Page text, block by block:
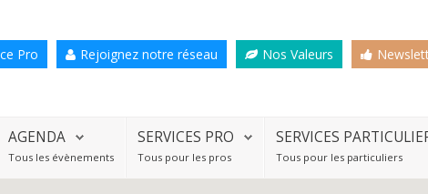
Pro Rejoignez notre réseau Nos Valeurs
AGENDA
Tous les évènements
SERVICES PRO
Tous pour les pros
SERVICES
Tous pour les particuliers